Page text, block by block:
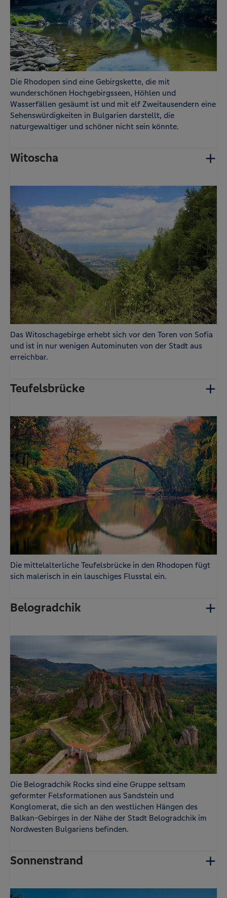
setzt zum Schutz und Identifizierung
zufallsgenerierte Cookies ein.
Statistik
Name Anbieter Zweck
- Google
Der Google Tag Manager von Google setzt ein
cookieloses Tracking ein.
Die Rhodopen sind eine Gebirgskette, die mit
wunderschönen Hochgebirgsseen, Höhlen und
Wasserfällen gesäumt ist und mit elf Zweitausendern eine
Sehenswürdigkeiten in Bulgarien darstellt, die
naturgewaltiger und schöner nicht sein könnte.
Witoscha
Das Witoschagebirge erhebt sich vor den Toren von Sofia
und ist in nur wenigen Autominuten von der Stadt aus
erreichbar.
Teufelsbrücke
Die mittelalterliche Teufelsbrücke in den Rhodopen fügt
sich malerisch in ein lauschiges Flusstal ein.
Belogradchik
Die Belogradchik Rocks sind eine Gruppe seltsam
geformter Felsformationen aus Sandstein und
Konglomerat, die sich an den westlichen Hängen des
Balkan-Gebirges in der Nähe der Stadt Belogradchik im
Nordwesten Bulgariens befinden.
Sonnenstrand